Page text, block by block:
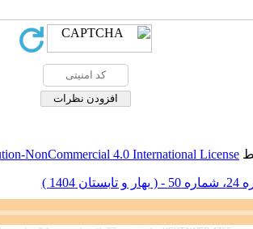
NonCommercial 4.0 International License
و تابستان 1404 )